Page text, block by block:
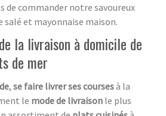
de commander notre savoureux
salé et mayonnaise maison.
la livraison à domicile de
de mer
, se faire livrer ses coursesà la
le mode de livraison le plus